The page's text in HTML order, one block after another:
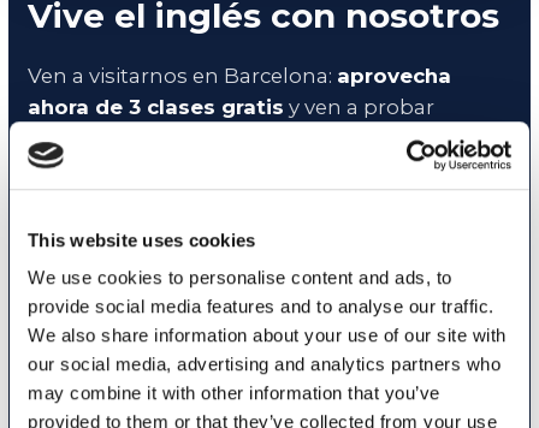
This website uses cookies
We use cookies to personalise content and ads, to
provide social media features and to analyse our traffic.
We also share information about your use of our site with
our social media, advertising and analytics partners who
may combine it with other information that you’ve
provided to them or that they’ve collected from your use
Vive el inglés con nosotros
Ven a visitarnos en Barcelona: aprovecha
ahora de 3 clases gratis y ven a probar
nuestro método y a conocer a nuestro equipo.
En My English School Barcelona practicarás la
aprenderás a tu ritmo con profesores nativos y
siempre podrás personalizar las fechas y los
horarios de tus actividades según tus
necesidades.